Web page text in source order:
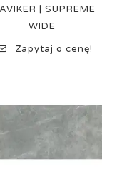
| SUPREME
WIDE
Zapytaj o cenę!